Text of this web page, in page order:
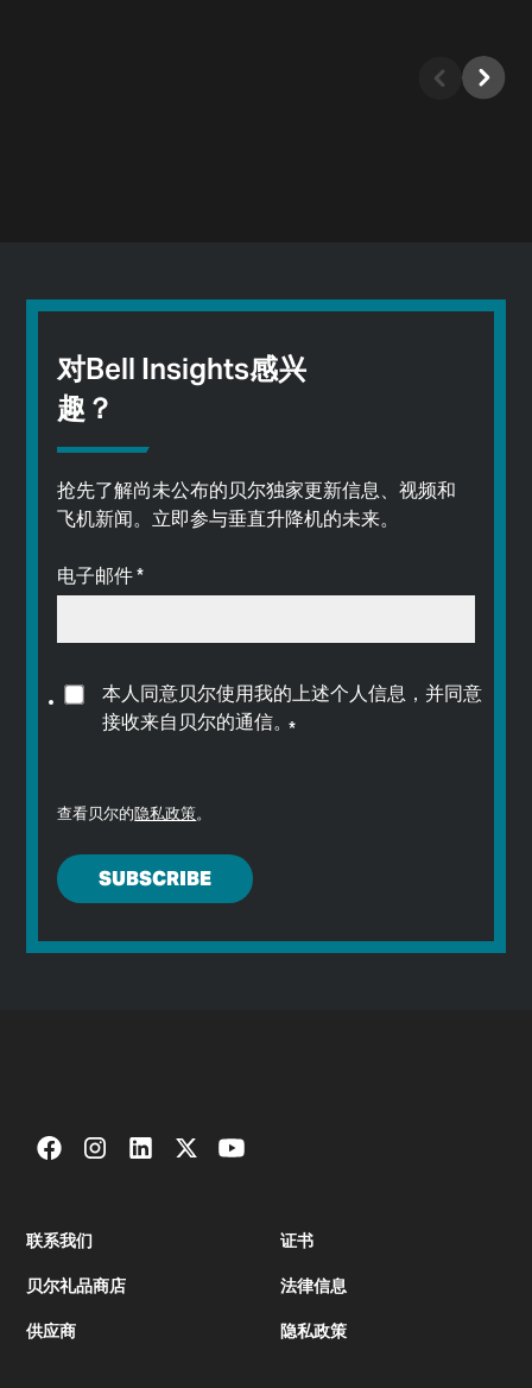
对Bell Insights感兴
趣？
抢先了解尚未公布的贝尔独家更新信息、视频和
飞机新闻。立即参与垂直升降机的未来。
电子邮件*
本人同意贝尔使用我的上述个人信息，并同意
接收来自贝尔的通信。
*
查看贝尔的隐私政策。
联系我们
贝尔礼品商店
供应商
证书
法律信息
隐私政策